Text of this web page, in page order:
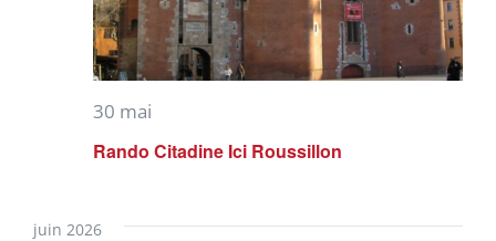
Rando Citadine Ici Roussillon
30 mai
juin 2026